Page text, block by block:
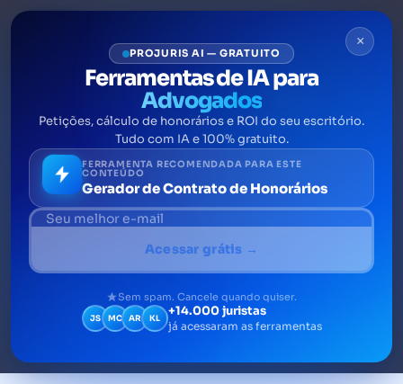
Direito de Defesa: Entenda
Esse Princípio Fundamental
Entenda o direito de defesa e sua
importância na justiça. Descubra como
garantir julgamentos justos e evitar
nulidades processuais
×
PROJURIS AI — GRATUITO
Ferramentas de IA para
Advogados
Petições, cálculo de honorários e ROI do seu escritório.
Tudo com IA e 100% gratuito.
FERRAMENTA RECOMENDADA PARA ESTE
CONTEÚDO
Gerador de Contrato de Honorários
Acessar grátis →
Sem spam. Cancele quando quiser.
JS MC AR KL +14.000 juristas
já acessaram as ferramentas